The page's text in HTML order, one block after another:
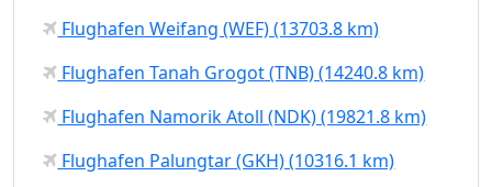
Flughafen Weifang (WEF) (13703.8 km)
Flughafen Tanah Grogot (TNB) (14240.8 km)
Flughafen Namorik Atoll (NDK) (19821.8 km)
Flughafen Palungtar (GKH) (10316.1 km)